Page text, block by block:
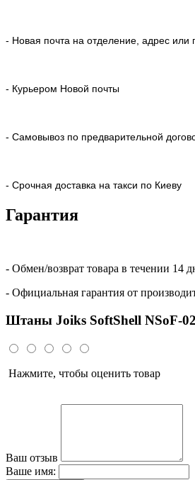
- Новая почта на отделение, адрес или
- Курьером Новой почты
- Самовывоз по предварительной
- Срочная доставка на такси по Киеву
Гарантия
- Обмен/возврат товара в течении 14
- Официальная гарантия от
Штаны Joiks SoftShell NSoF-
Нажмите, чтобы оценить товар
Ваш отзыв
Ваше имя: